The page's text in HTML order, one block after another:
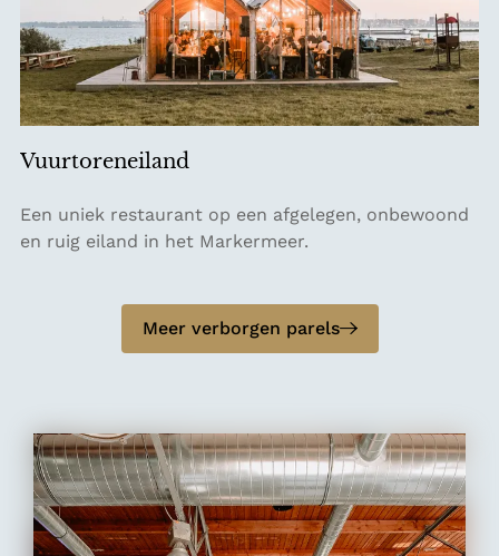
Vuurtoreneiland
V
u
Een uniek restaurant op een afgelegen, onbewoond
en ruig eiland in het Markermeer.
Meer verborgen parels